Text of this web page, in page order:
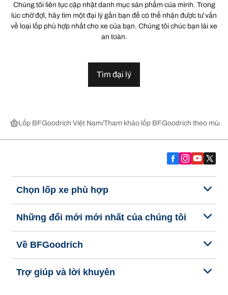
Chúng tôi liên tục cập nhật danh mục sản phẩm của mình. Trong
lúc chờ đợi, hãy tìm một đại lý gần bạn để có thể nhận được tư vấn
về loại lốp phù hợp nhất cho xe của bạn. Chúng tôi chúc bạn lái xe
an toàn.
Tìm đại lý
Lốp BFGoodrich Việt Nam Tham khảo lốp BFGoodrich theo
Chọn lốp xe phù hợp
Những đổi mới mới nhất của chúng tôi
Về BFGoodrich
Trợ giúp và lời khuyên